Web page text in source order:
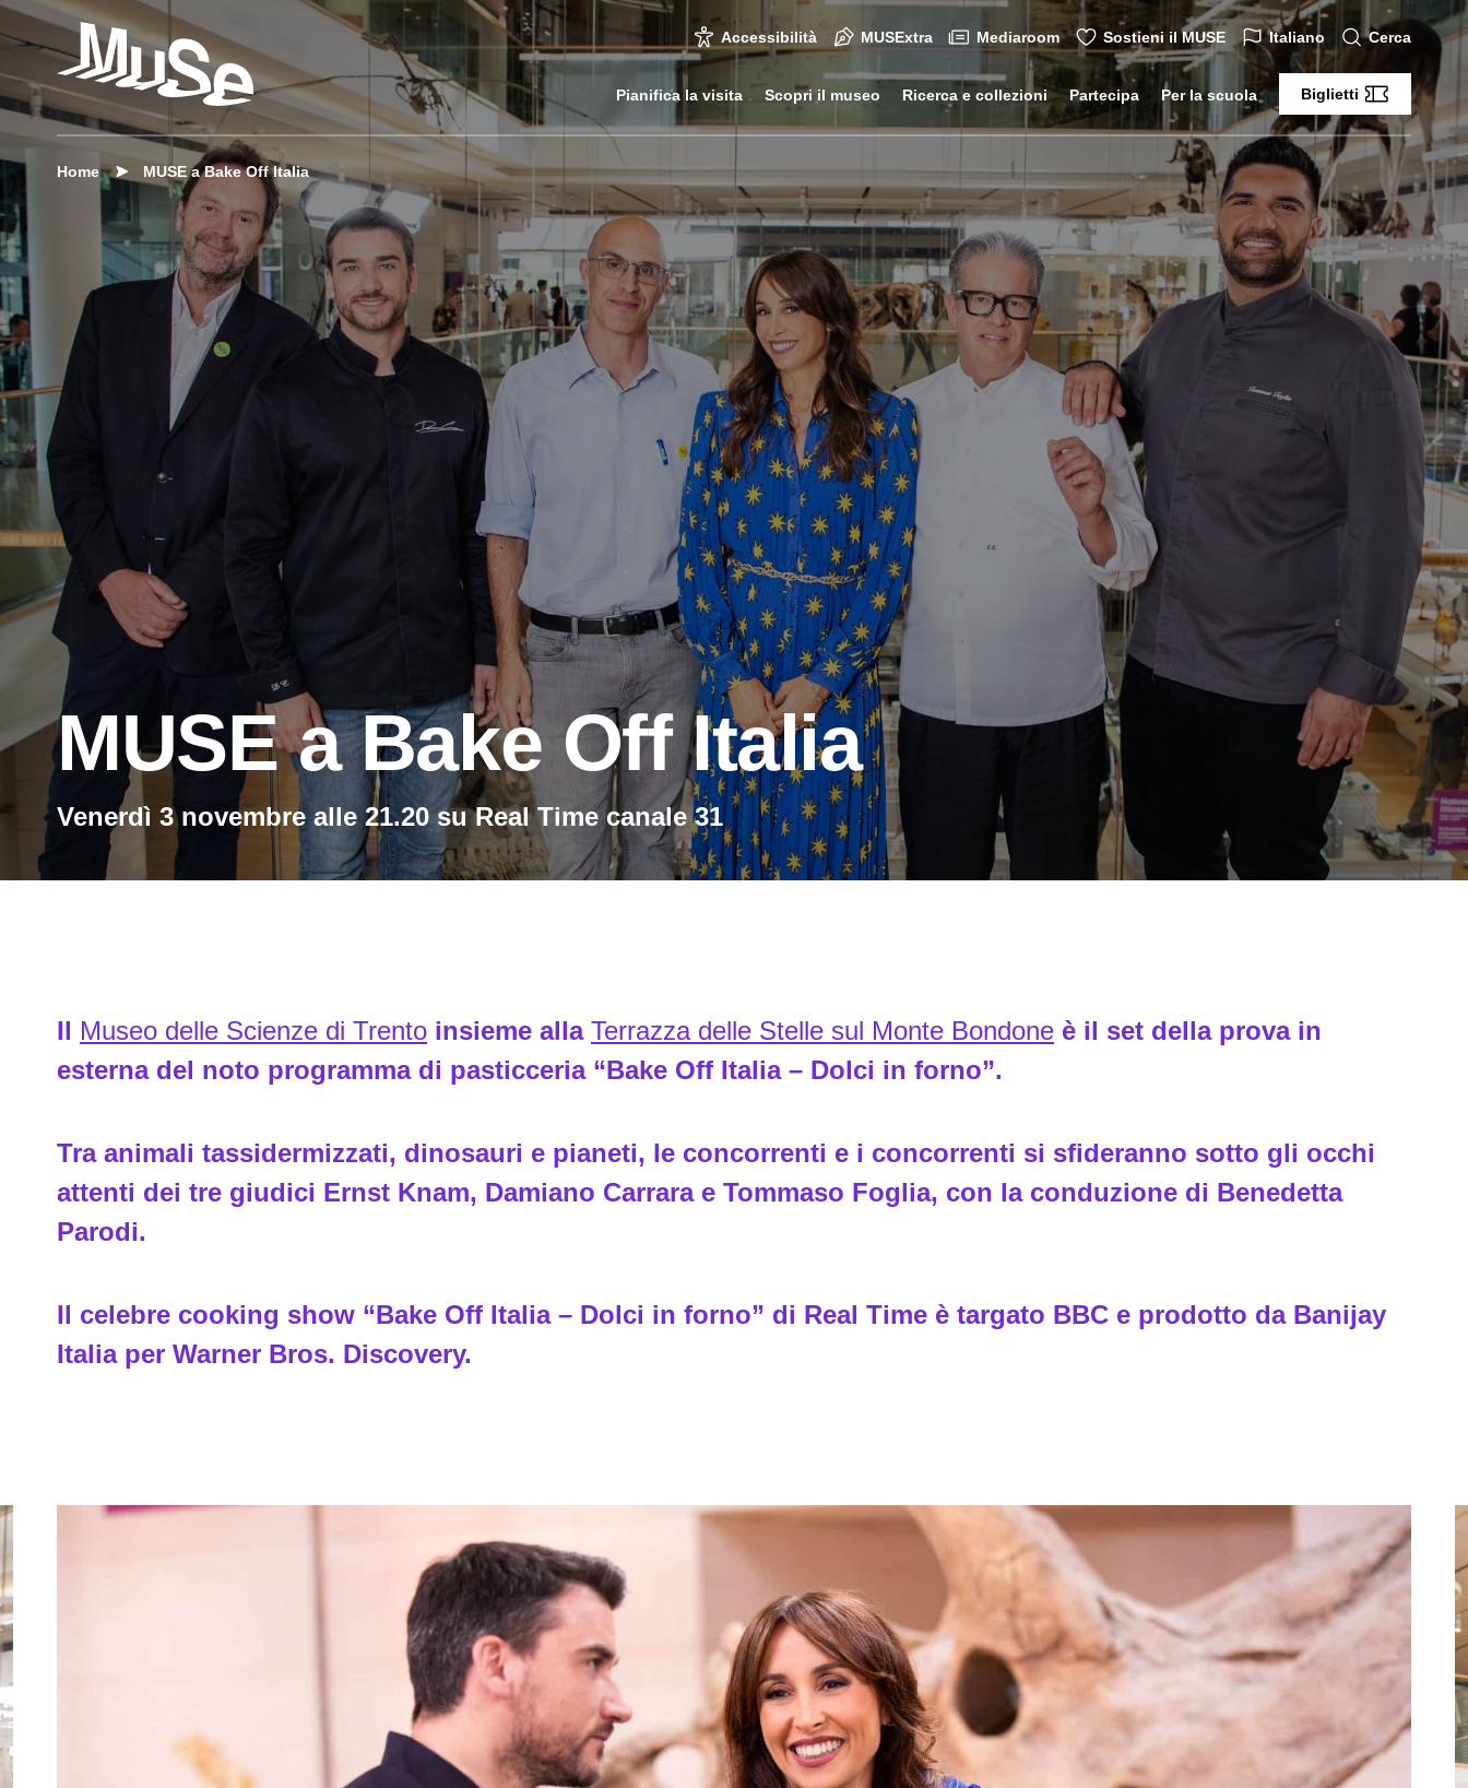
Accessibilità MUSExtra Mediaroom Sostieni il MUSE Italiano Cerca
Pianifica la visita Scopri il museo Ricerca e collezioni Partecipa Per la scuola Biglietti
Home MUSE a Bake Off Italia
MUSE a Bake Off Italia
Venerdì 3 novembre alle 21.20 su Real Time canale 31
Il Museo delle Scienze di Trento insieme alla Terrazza delle Stelle sul Monte Bondone è il set della prova in
esterna del noto programma di pasticceria “Bake Off Italia – Dolci in forno”.
Tra animali tassidermizzati, dinosauri e pianeti, le concorrenti e i concorrenti si sfideranno sotto gli occhi
attenti dei tre giudici Ernst Knam, Damiano Carrara e Tommaso Foglia, con la conduzione di Benedetta
Parodi.
Il celebre cooking show “Bake Off Italia – Dolci in forno” di Real Time è targato BBC e prodotto da Banijay
Italia per Warner Bros. Discovery.